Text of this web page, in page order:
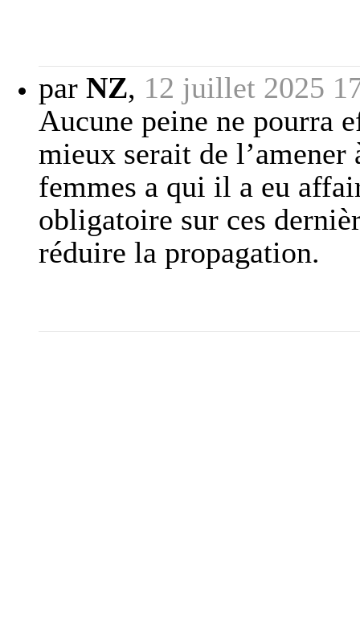
par NZ, 12 juillet 2025
Aucune peine ne pourra
mieux serait de l’amener
femmes a qui il a eu
obligatoire sur ces
réduire la propagation.